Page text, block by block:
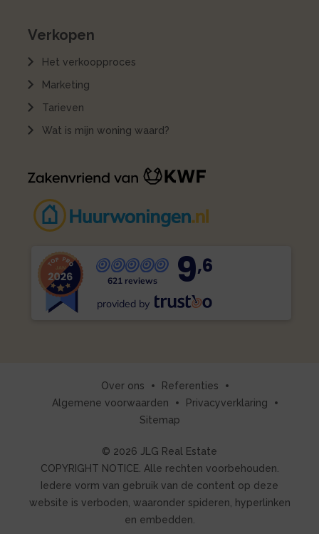
Verkopen
Het verkoopproces
Marketing
Tarieven
Wat is mijn woning waard?
621 reviews 9,6
provided by
Over ons
Referenties
Algemene voorwaarden
Privacyverklaring
Sitemap
© 2026 JLG Real Estate
COPYRIGHT NOTICE. Alle rechten voorbehouden.
Iedere vorm van gebruik van de content op deze
website is verboden, waaronder spideren, hyperlinken
en embedden.